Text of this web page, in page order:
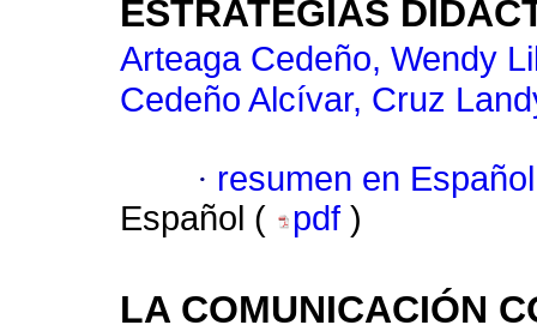
ESTRATEGIAS
Arteaga Cedeño, Wendy
Cedeño Alcívar, Cruz
· resumen en Español
Español (
pdf )
LA COMUNICACIÓN